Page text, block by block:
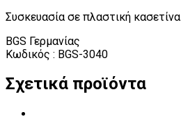
Συσκευασία σε πλαστική κασετίνα
BGS Γερμανίας
Κωδικός : BGS-3040
Σχετικά προϊόντα